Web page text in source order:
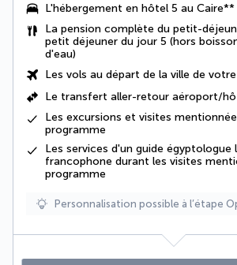
L'hébergement en hôtel 5 au
La pension complète du petit-
petit déjeuner du jour 5 (hors
d'eau)
Les vols au départ de la ville de
Le transfert aller-retour aéroport/
Les excursions et visites
programme
Les services d'un guide égyptologue
francophone durant les visites
programme
Personnalisation possible à l’étape